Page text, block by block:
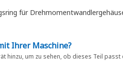
für
Ihrer Maschine?
hinzu, um zu sehen, ob dieses Teil